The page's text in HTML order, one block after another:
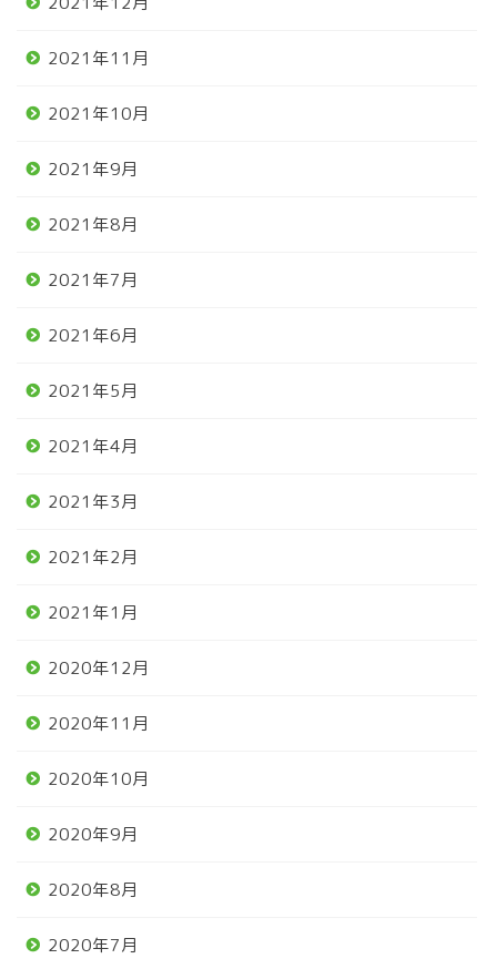
2021年11月
2021年10月
2021年9月
2021年8月
2021年7月
2021年6月
2021年5月
2021年4月
2021年3月
2021年2月
2021年1月
2020年12月
2020年11月
2020年10月
2020年9月
2020年8月
2020年7月